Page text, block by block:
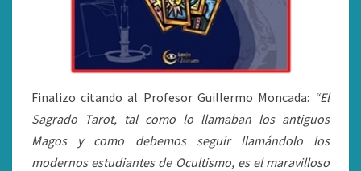
Finalizo citando al Profesor Guillermo Moncada: “El
Sagrado Tarot, tal como lo llamaban los antiguos
Magos y como debemos seguir llamándolo los
modernos estudiantes de Ocultismo, es el maravilloso